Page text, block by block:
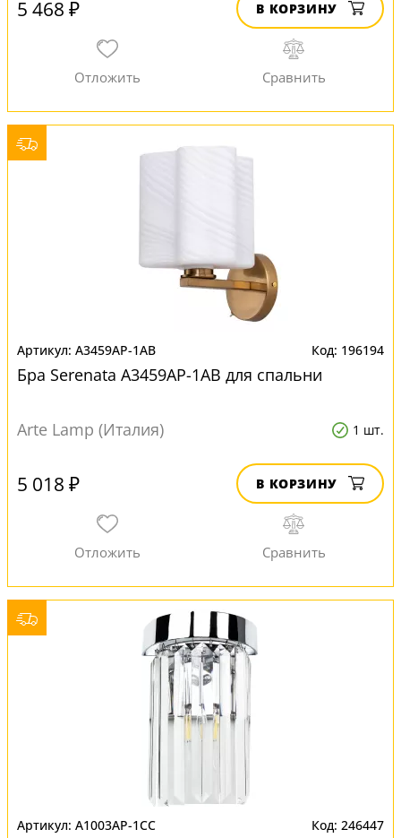
5 468 ₽ В КОРЗИНУ
A3459AP-1AB 196194
Бра Serenata A3459AP-1AB для спальни
Arte Lamp (Италия) 1 шт.
5 018 ₽ В КОРЗИНУ
A1003AP-1CC 246447